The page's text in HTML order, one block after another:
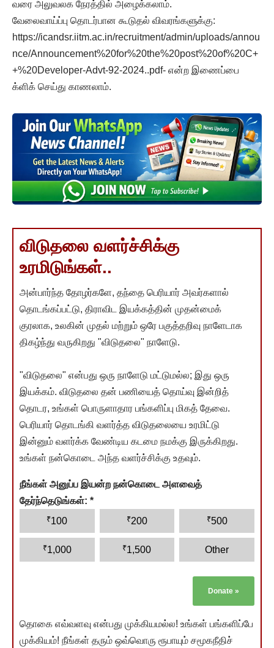
வரை அலுவலக நேரத்தில் அழைக்கலாம்.
வேலைவாய்ப்பு தொடர்பான கூடுதல் விவரங்களுக்கு:
https://icandsr.iitm.ac.in/recruitment/admin/uploads/annou
nce/Announcement%20for%20the%20post%20of%20C+
+%20Developer-Advt-92-2024..pdf- என்ற இணைப்பை
க்ளிக் செய்து காணலாம்.
விடுதலை வளர்ச்சிக்கு
உரமிடுங்கள்..
அன்பார்ந்த தோழர்களே, தந்தை பெரியார் அவர்களால்
தொடங்கப்பட்டு, திராவிட இயக்கத்தின் முதன்மைக்
குரலாக, உலகின் முதல் மற்றும் ஒரே பகுத்தறிவு நாளேடாக
திகழ்ந்து வருகிறது "விடுதலை" நாளேடு.
"விடுதலை" என்பது ஒரு நாளேடு மட்டுமல்ல; இது ஒரு
இயக்கம். விடுதலை தன் பணியைத் தொய்வு இன்றித்
தொடர, உங்கள் பொருளாதார பங்களிப்பு மிகத் தேவை.
பெரியார் தொடங்கி வளர்த்த விடுதலையை உரமிட்டு
இன்னும் வளர்க்க வேண்டிய கடமை நமக்கு இருக்கிறது.
உங்கள் நன்கொடை அந்த வளர்ச்சிக்கு உதவும்.
நீங்கள் அனுப்ப இயன்ற நன்கொடை அளவைத்
தேர்ந்தெடுங்கள்: *
₹100 ₹200 ₹500
₹1,000 ₹1,500 Other
Donate »
தொகை எவ்வளவு என்பது முக்கியமல்ல! உங்கள் பங்களிப்பே
முக்கியம்! நீங்கள் தரும் ஒவ்வொரு ரூபாயும் சமூகநீதிச்